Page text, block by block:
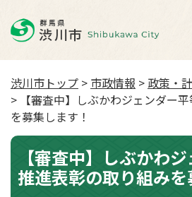
渋川市トップ > 市政情報 > 政策・
> 【審査中】しぶかわジェンダー
を募集します！
【審査中】しぶかわ
推進表彰の取り組みを